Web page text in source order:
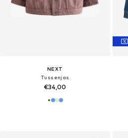
NEXT
Tussenjas
€34,00